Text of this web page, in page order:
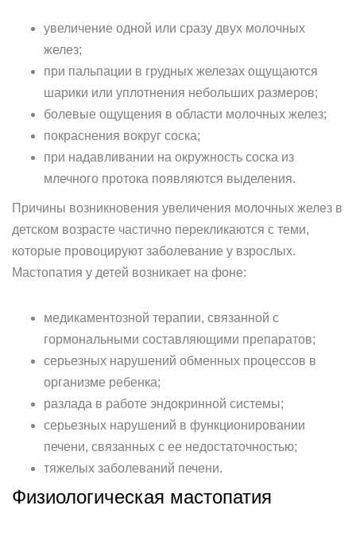
увеличение одной или сразу двух молочных
желез;
при пальпации в грудных железах ощущаются
шарики или уплотнения небольших размеров;
болевые ощущения в области молочных желез;
покраснения вокруг соска;
при надавливании на окружность соска из
млечного протока появляются выделения.
Причины возникновения увеличения молочных желез в
детском возрасте частично перекликаются с теми,
которые провоцируют заболевание у взрослых.
Мастопатия у детей возникает на фоне:
медикаментозной терапии, связанной с
гормональными составляющими препаратов;
серьезных нарушений обменных процессов в
организме ребенка;
разлада в работе эндокринной системы;
серьезных нарушений в функционировании
печени, связанных с ее недостаточностью;
тяжелых заболеваний печени.
Физиологическая мастопатия